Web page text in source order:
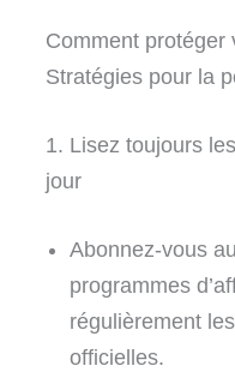
Comment protéger
Stratégies pour la
1. Lisez toujours
jour
Abonnez-vous
programmes
régulièrement les
officielles.